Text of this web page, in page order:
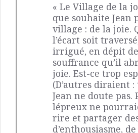
« Le Village de la
que souhaite Jean
village : de la joie.
l’écart soit
irrigué, en dépit
souffrance qu’il
joie. Est-ce trop
(D’autres diraient
Jean ne doute pas.
lépreux ne
rire et partager
d’enthousiasme,